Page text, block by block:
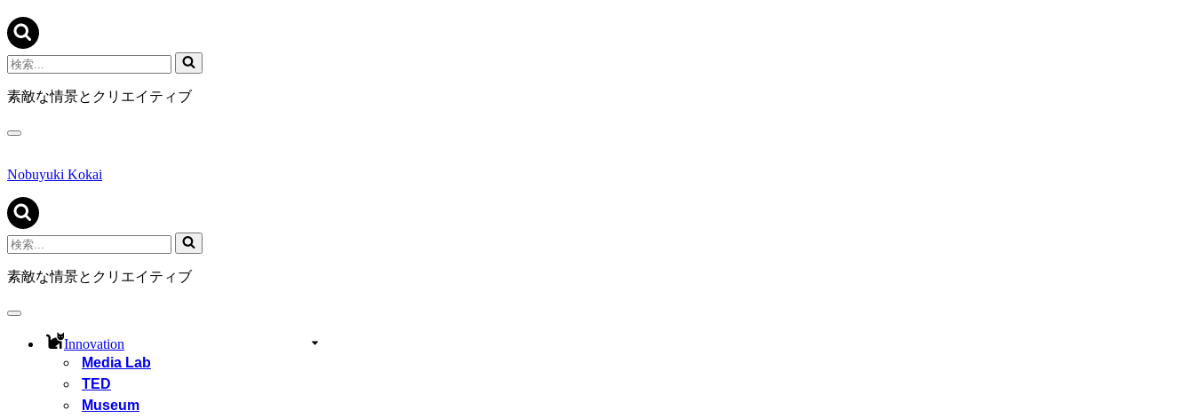
検
索...
素敵な情景とクリエイティブ
ナ
ゲ
シ
ョ
ン
メ
ニ
ュ
Nobuyuki Kokai
検
索...
素敵な情景とクリエイティブ
ナ
Innovation
Media Lab
TED
Museum